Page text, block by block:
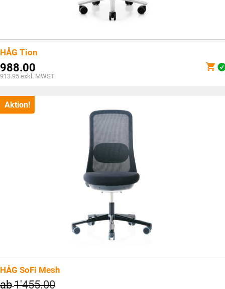
HÅG Tion
988.00
913.95 exkl. MWST
Aktion!
HÅG SoFi Mesh
ab1'455.00